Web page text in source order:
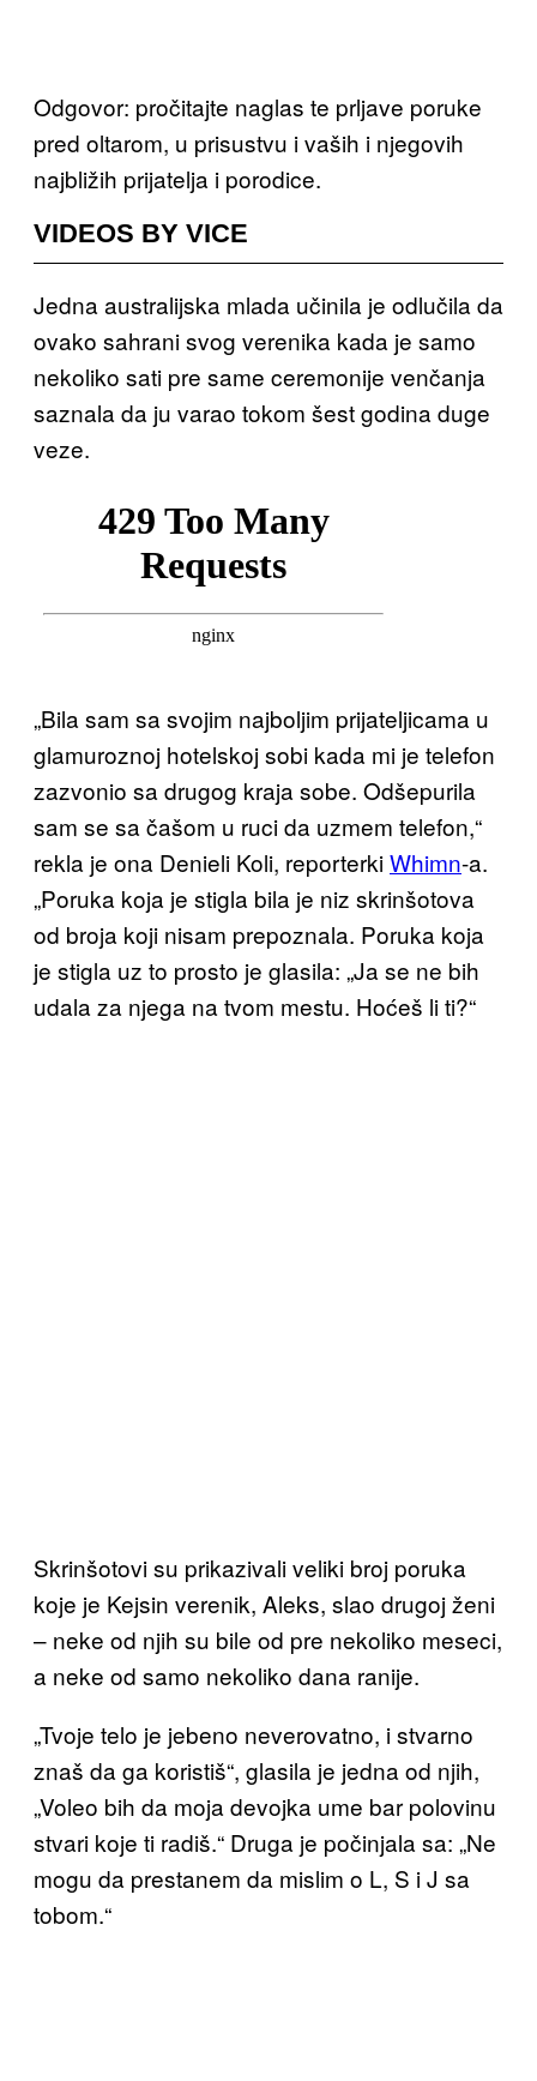
Odgovor: pročitajte naglas te prljave poruke
pred oltarom, u prisustvu i vaših i njegovih
najbližih prijatelja i porodice.
VIDEOS BY VICE
Jedna australijska mlada učinila je odlučila da
ovako sahrani svog verenika kada je samo
nekoliko sati pre same ceremonije venčanja
saznala da ju varao tokom šest godina duge
veze.
„Bila sam sa svojim najboljim prijateljicama u
glamuroznoj hotelskoj sobi kada mi je telefon
zazvonio sa drugog kraja sobe. Odšepurila
sam se sa čašom u ruci da uzmem telefon,“
rekla je ona Denieli Koli, reporterkiWhimn-a.
„Poruka koja je stigla bila je niz skrinšotova
od broja koji nisam prepoznala. Poruka koja
je stigla uz to prosto je glasila: „Ja se ne bih
udala za njega na tvom mestu. Hoćeš li ti?“
Skrinšotovi su prikazivali veliki broj poruka
koje je Kejsin verenik, Aleks, slao drugoj ženi
– neke od njih su bile od pre nekoliko meseci,
a neke od samo nekoliko dana ranije.
„Tvoje telo je jebeno neverovatno, i stvarno
znaš da ga koristiš“, glasila je jedna od njih,
„Voleo bih da moja devojka ume bar polovinu
stvari koje ti radiš.“ Druga je počinjala sa: „Ne
mogu da prestanem da mislim o L, S i J sa
tobom.“